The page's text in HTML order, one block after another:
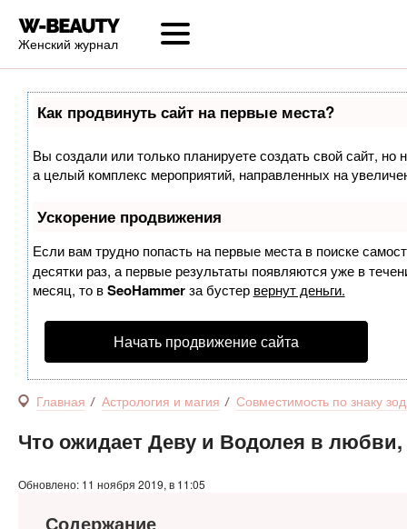
Женский журнал
Как продвинуть сайт на первые места?
Вы создали или только планируете создать свой сайт, но
а целый комплекс мероприятий, направленных на
Ускорение продвижения
Если вам трудно попасть на первые места в поиске
десятки раз, а первые результаты появляются уже в
месяц, то вSeoHammerза бустер вернут деньги.
Начать продвижение сайта
Главная Астрология и магия Совместимость по знаку
Что ожидает Деву и Водолея в
Обновлено: 11 ноября 2019, в 11:05
Содержание